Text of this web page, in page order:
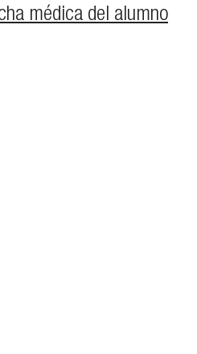
médica del alumno